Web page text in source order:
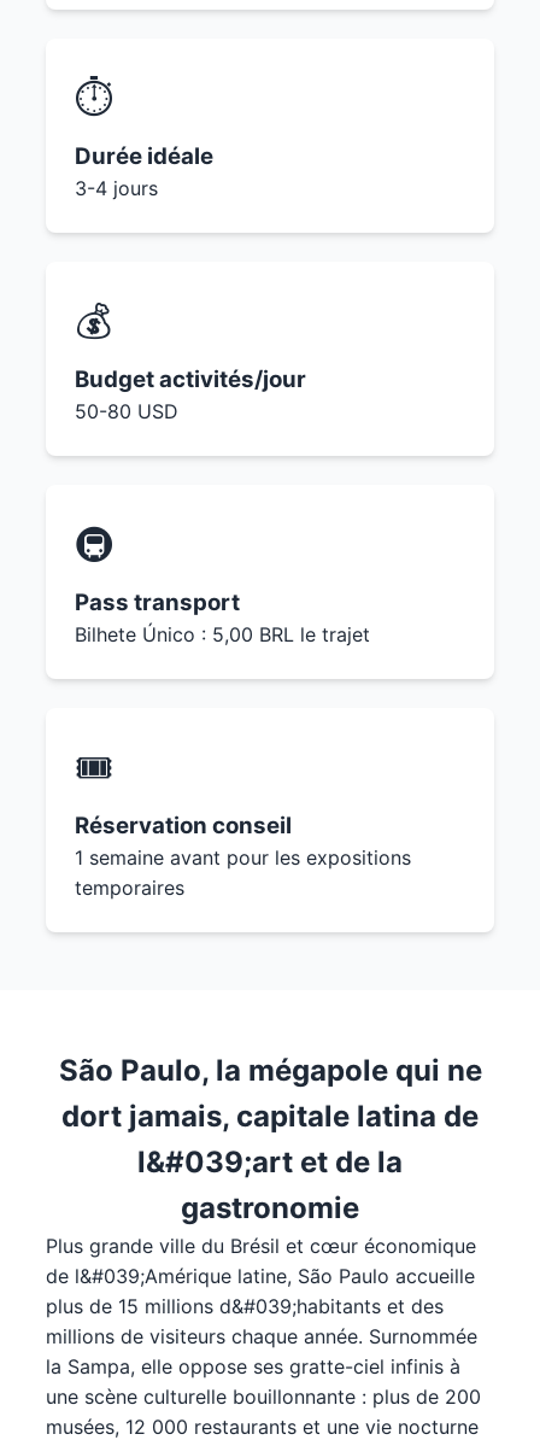
⏱️
Durée idéale
3-4 jours
💰
Budget activités/jour
50-80 USD
🚇
Pass transport
Bilhete Único : 5,00 BRL le trajet
🎟️
Réservation conseil
1 semaine avant pour les expositions
temporaires
São Paulo, la mégapole qui ne
dort jamais, capitale latina de
l&#039;art et de la
gastronomie
Plus grande ville du Brésil et cœur économique
de l&#039;Amérique latine, São Paulo accueille
plus de 15 millions d&#039;habitants et des
millions de visiteurs chaque année. Surnommée
la Sampa, elle oppose ses gratte-ciel infinis à
une scène culturelle bouillonnante : plus de 200
musées, 12 000 restaurants et une vie nocturne